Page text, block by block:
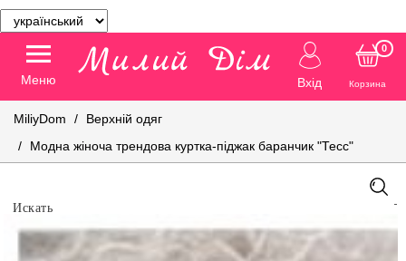
Меню Вхід Корзина
0
MiliyDom
Верхній одяг
Модна жіноча трендова куртка-піджак баранчик "Тесс"